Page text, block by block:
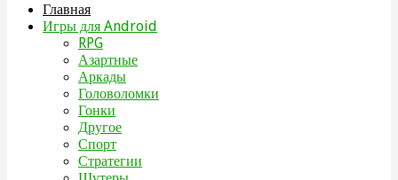
Главная
Игры для Android
RPG
Азартные
Аркады
Головоломки
Гонки
Другое
Спорт
Стратегии